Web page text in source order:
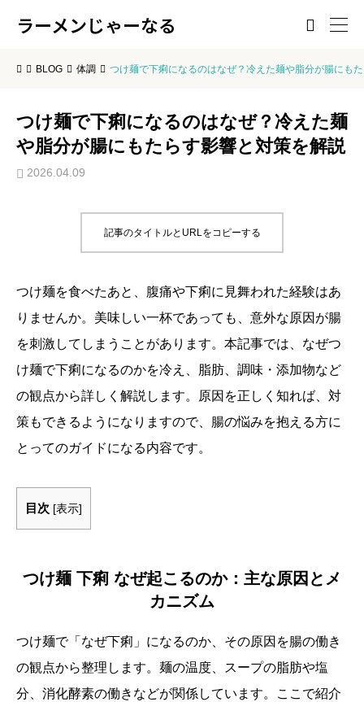
ラーメンじゃーなる 
BLOG 体調 つけ麺で下痢になるのはなぜ？冷えた麺や脂分が腸にも
つけ麺で下痢になるのはなぜ？冷えた麺
や脂分が腸にもたらす影響と対策を解説
2026.04.09
記事のタイトルとURLをコピーする
つけ麺を食べたあと、腹痛や下痢に見舞われた経験はあ
りませんか。美味しい一杯であっても、意外な原因が腸
を刺激してしまうことがあります。本記事では、なぜつ
け麺で下痢になるのかを冷え、脂肪、調味・添加物など
の観点から詳しく解説します。原因を正しく知れば、対
策もできるようになりますので、腸の悩みを抱える方に
とってのガイドになる内容です。
目次 [表示]
つけ麺 下痢 なぜ起こるのか：主な原因とメ
カニズム
つけ麺で「なぜ下痢」になるのか、その原因を腸の働き
の観点から整理します。麺の温度、スープの脂肪や塩
分、消化酵素の働きなどが関係しています。ここで紹介